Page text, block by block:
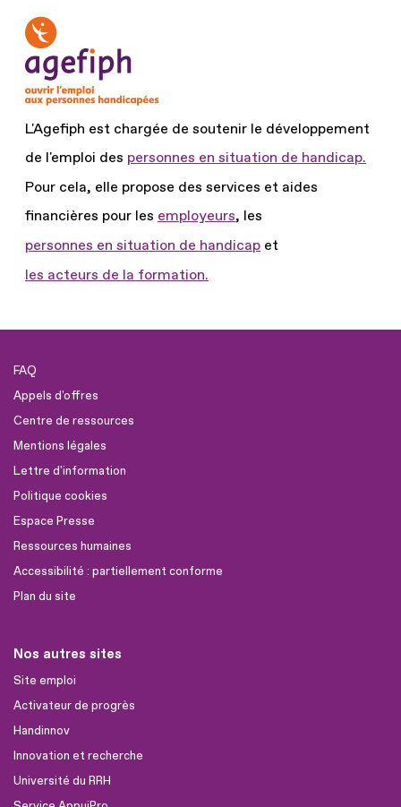
L'Agefiph est chargée de soutenir le développement
de l'emploi des personnes en situation de handicap.
Pour cela, elle propose des services et aides
financières pour les employeurs, les
personnes en situation de handicap et
les acteurs de la formation.
FAQ
Appels d'offres
Centre de ressources
Mentions légales
Lettre d'information
Politique cookies
Espace Presse
Ressources humaines
Accessibilité : partiellement conforme
Plan du site
Nos autres sites
Site emploi
Activateur de progrès
Handinnov
Innovation et recherche
Université du RRH